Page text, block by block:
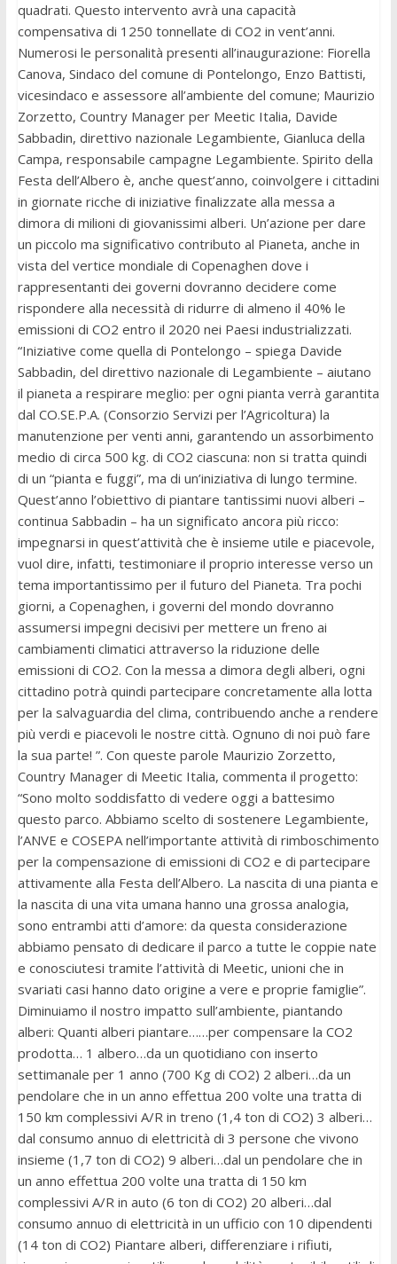
quadrati. Questo intervento avrà una capacità
compensativa di 1250 tonnellate di CO2 in vent’anni.
Numerosi le personalità presenti all’inaugurazione: Fiorella
Canova, Sindaco del comune di Pontelongo, Enzo Battisti,
vicesindaco e assessore all’ambiente del comune; Maurizio
Zorzetto, Country Manager per Meetic Italia, Davide
Sabbadin, direttivo nazionale Legambiente, Gianluca della
Campa, responsabile campagne Legambiente. Spirito della
Festa dell’Albero è, anche quest’anno, coinvolgere i cittadini
in giornate ricche di iniziative finalizzate alla messa a
dimora di milioni di giovanissimi alberi. Un’azione per dare
un piccolo ma significativo contributo al Pianeta, anche in
vista del vertice mondiale di Copenaghen dove i
rappresentanti dei governi dovranno decidere come
rispondere alla necessità di ridurre di almeno il 40% le
emissioni di CO2 entro il 2020 nei Paesi industrializzati.
“Iniziative come quella di Pontelongo – spiega Davide
Sabbadin, del direttivo nazionale di Legambiente – aiutano
il pianeta a respirare meglio: per ogni pianta verrà garantita
dal CO.SE.P.A. (Consorzio Servizi per l’Agricoltura) la
manutenzione per venti anni, garantendo un assorbimento
medio di circa 500 kg. di CO2 ciascuna: non si tratta quindi
di un “pianta e fuggi”, ma di un’iniziativa di lungo termine.
Quest’anno l’obiettivo di piantare tantissimi nuovi alberi –
continua Sabbadin – ha un significato ancora più ricco:
impegnarsi in quest’attività che è insieme utile e piacevole,
vuol dire, infatti, testimoniare il proprio interesse verso un
tema importantissimo per il futuro del Pianeta. Tra pochi
giorni, a Copenaghen, i governi del mondo dovranno
assumersi impegni decisivi per mettere un freno ai
cambiamenti climatici attraverso la riduzione delle
emissioni di CO2. Con la messa a dimora degli alberi, ogni
cittadino potrà quindi partecipare concretamente alla lotta
per la salvaguardia del clima, contribuendo anche a rendere
più verdi e piacevoli le nostre città. Ognuno di noi può fare
la sua parte! ”. Con queste parole Maurizio Zorzetto,
Country Manager di Meetic Italia, commenta il progetto:
“Sono molto soddisfatto di vedere oggi a battesimo
questo parco. Abbiamo scelto di sostenere Legambiente,
l’ANVE e COSEPA nell’importante attività di rimboschimento
per la compensazione di emissioni di CO2 e di partecipare
attivamente alla Festa dell’Albero. La nascita di una pianta e
la nascita di una vita umana hanno una grossa analogia,
sono entrambi atti d’amore: da questa considerazione
abbiamo pensato di dedicare il parco a tutte le coppie nate
e conosciutesi tramite l’attività di Meetic, unioni che in
svariati casi hanno dato origine a vere e proprie famiglie”.
Diminuiamo il nostro impatto sull’ambiente, piantando
alberi: Quanti alberi piantare……per compensare la CO2
prodotta… 1 albero…da un quotidiano con inserto
settimanale per 1 anno (700 Kg di CO2) 2 alberi…da un
pendolare che in un anno effettua 200 volte una tratta di
150 km complessivi A/R in treno (1,4 ton di CO2) 3 alberi…
dal consumo annuo di elettricità di 3 persone che vivono
insieme (1,7 ton di CO2) 9 alberi…dal un pendolare che in
un anno effettua 200 volte una tratta di 150 km
complessivi A/R in auto (6 ton di CO2) 20 alberi…dal
consumo annuo di elettricità in un ufficio con 10 dipendenti
(14 ton di CO2) Piantare alberi, differenziare i rifiuti,